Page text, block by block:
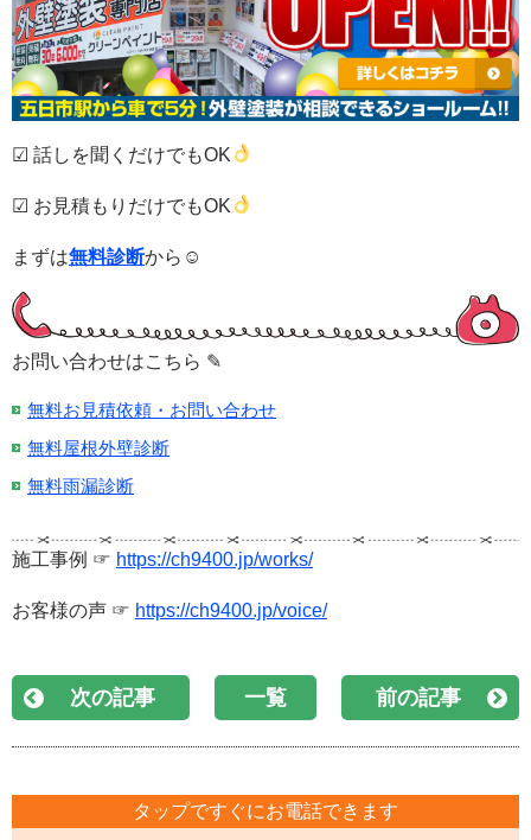
☑ 話しを聞くだけでもOK
☑ お見積もりだけでもOK
まずは無料診断から☺
お問い合わせはこちら ✎
無料お見積依頼・お問い合わせ
無料屋根外壁診断
無料雨漏診断
施工事例 ☞ https://ch9400.jp/works/
お客様の声 ☞ https://ch9400.jp/voice/
次の記事 一覧 前の記事
タップですぐにお電話できます